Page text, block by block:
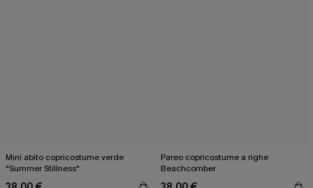
Mini abito copricostume verde
"Summer Stillness"
Pareo copricostume a righe
Beachcomber